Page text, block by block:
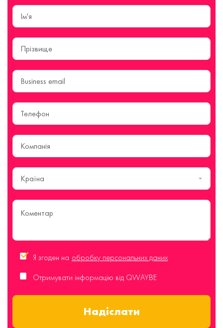
Країна
Я згоден на обробку персональних даних
Отримувати інформацію від QWAYBE
Надіслати